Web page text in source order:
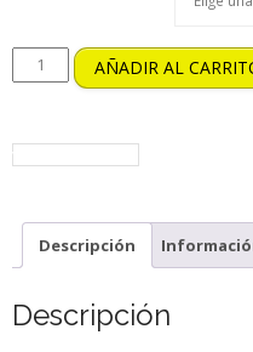
AÑADIR AL
volver a la tienda
Descripción
Descripción